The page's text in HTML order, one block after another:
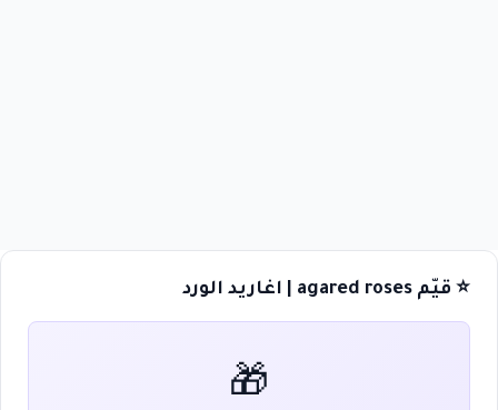
⭐ قيّم agared roses | اغاريد الورد
🎁